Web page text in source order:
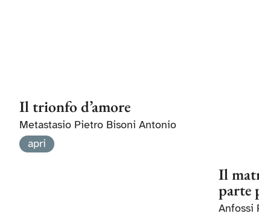
Il trionfo d’amore
Metastasio Pietro Bisoni Antonio
apri
Il
parte
Anfossi